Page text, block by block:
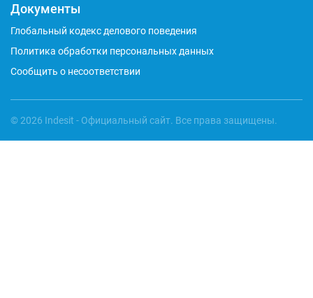
Документы
Глобальный кодекс делового поведения
Политика обработки персональных данных
Сообщить о несоответствии
© 2026 Indesit - Официальный сайт. Все права защищены.